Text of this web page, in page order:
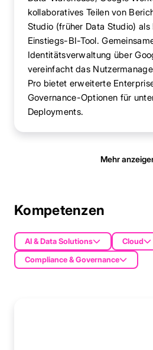
kollaboratives Teilen von
Studio (früher Data Studio) als
Einstiegs-BI-Tool.
Identitätsverwaltung über
vereinfacht das
Pro bietet erweiterte
Governance-Optionen für
Deployments.
Mehr
Kompetenzen
AI & Data Solutions
Cloud
Compliance & Governance